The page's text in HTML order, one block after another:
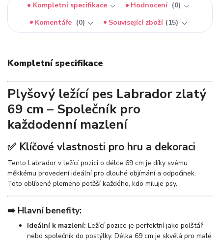
Kompletní specifikace Hodnocení
0
Komentáře
0 Související zboží 15
Kompletní specifikace
Plyšový ležící pes Labrador zlatý
69 cm – Společník pro
každodenní mazlení
✅ Klíčové vlastnosti pro hru a dekoraci
Tento Labrador v ležící pozici o délce 69 cm je díky svému
měkkému provedení ideální pro dlouhé objímání a odpočinek.
Toto oblíbené plemeno potěší každého, kdo miluje psy.
➡️ Hlavní benefity:
Ideální k mazlení: Ležící pozice je perfektní jako polštář
nebo společník do postýlky. Délka 69 cm je skvělá pro malé